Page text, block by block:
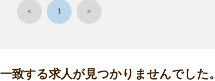
＜ 1 ＞
一致する求人が見つかりませんでした。